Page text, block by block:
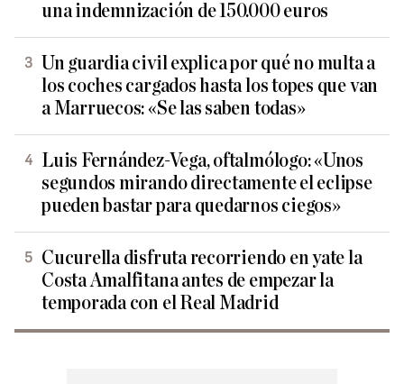
una indemnización de 150.000 euros
Un guardia civil explica por qué no multa a
los coches cargados hasta los topes que van
a Marruecos: «Se las saben todas»
Luis Fernández-Vega, oftalmólogo: «Unos
segundos mirando directamente el eclipse
pueden bastar para quedarnos ciegos»
Cucurella disfruta recorriendo en yate la
Costa Amalfitana antes de empezar la
temporada con el Real Madrid